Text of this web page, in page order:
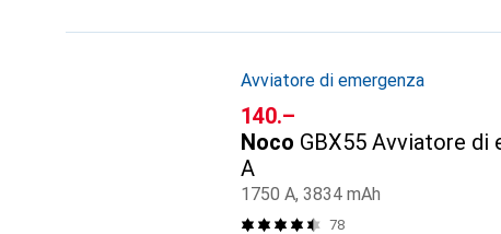
Avviatore di emergenza
CHF
140.–
Noco GBX55 Avviatore di
A
1750 A, 3834 mAh
78